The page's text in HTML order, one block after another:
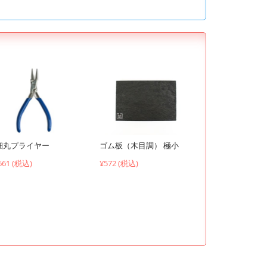
丸プライヤー
(税込)
ゴム板（木目調） 極小
¥572 (税込)